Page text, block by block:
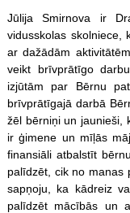
Jūlija Smirnova ir
vidusskolas skolniece,
ar dažādām
veikt brīvprātīgo
izjūtām par Bērnu
brīvprātīgajā darbā
žēl bērniņi un jaunieši,
ir ģimene un mīļās
finansiāli atbalstīt
palīdzēt, cik no manas
sapņoju, ka kādreiz
palīdzēt mācībās un